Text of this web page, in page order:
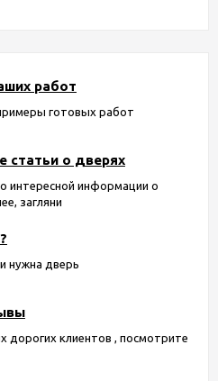
работ
готовых работ
статьи о дверях
интересной информации о
загляни
нужна дверь
дорогих клиентов , посмотрите